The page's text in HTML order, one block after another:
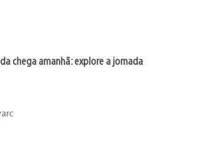
chega amanhã: explore a jornada